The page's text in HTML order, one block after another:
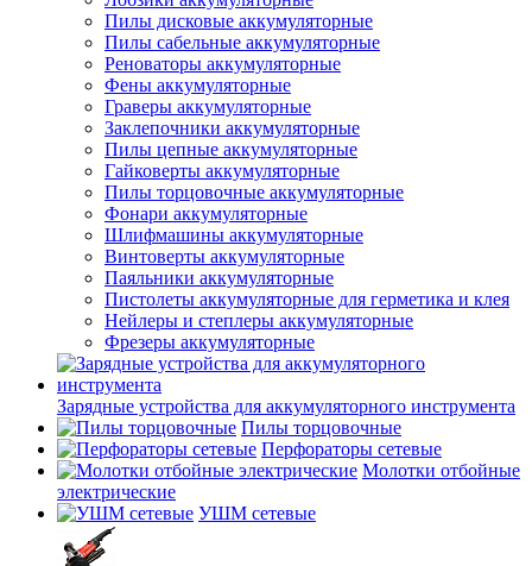
Пилы дисковые аккумуляторные
Пилы сабельные аккумуляторные
Реноваторы аккумуляторные
Фены аккумуляторные
Граверы аккумуляторные
Заклепочники аккумуляторные
Пилы цепные аккумуляторные
Гайковерты аккумуляторные
Пилы торцовочные аккумуляторные
Фонари аккумуляторные
Шлифмашины аккумуляторные
Винтоверты аккумуляторные
Паяльники аккумуляторные
Пистолеты аккумуляторные для герметика и клея
Нейлеры и степлеры аккумуляторные
Фрезеры аккумуляторные
Зарядные устройства для аккумуляторного инструмента
Пилы торцовочные
Перфораторы сетевые
Молотки отбойные
электрические
УШМ сетевые